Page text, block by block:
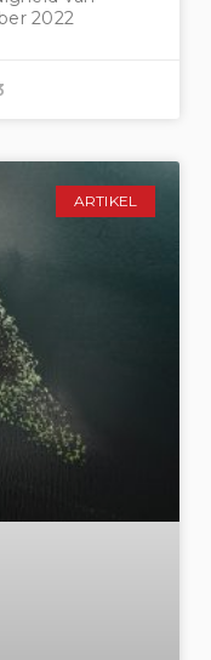
2022
ARTIKEL